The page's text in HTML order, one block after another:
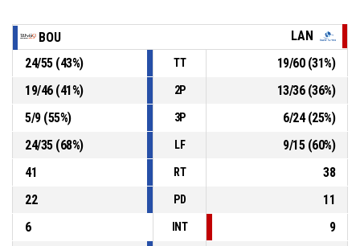
BOU
LAN
24/55(43%) TT 19/60(31%)
19/46(41%) 2P 13/36(36%)
5/9(55%) 3P 6/24(25%)
24/35(68%) LF 9/15(60%)
41
RT
38
22
PD
11
6
INT
9